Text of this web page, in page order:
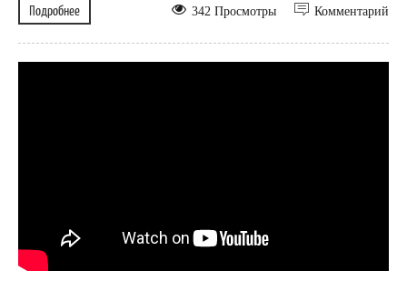
Подробнее Комментарий
342 Просмотры